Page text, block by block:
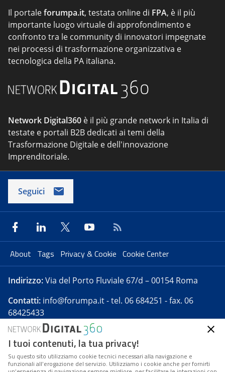
Il portaleforumpa.it, testata online di FPA, è il più
importante luogo virtuale di approfondimento e
confronto tra le community di innovatori impegnate
nei processi di trasformazione organizzativa e
tecnologica della PA italiana.
Network Digital360 è il più grande network in Italia di
testate e portali B2B dedicati ai temi della
Trasformazione Digitale e dell'innovazione
Imprenditoriale.
Seguici
About Tags Privacy & Cookie Cookie Center
Indirizzo:Via del Porto Fluviale 67/d – 00154 Roma
Contatti: info@forumpa.it- tel. 06 684251 - fax. 06
68425433
Forumpa.itè una pubblicazione telematica iscritta
presso Registro della stampa del Tribunale di Roma -
Reg. n. 182 del 2 maggio 2008 - Direttore resp. Michela
I tuoi contenuti, la tua privacy!
Su questo sito utilizziamo cookie tecnici necessari alla navigazione e
funzionali all’erogazione del servizio. Utilizziamo i cookie anche per fornirti